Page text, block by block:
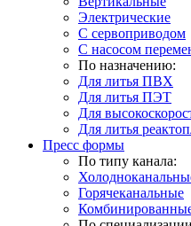
Электрические
С сервоприводом
С насосом
По назначению:
Для литья ПВХ
Для литья ПЭТ
Для
Для литья
Пресс формы
По типу канала:
Горячеканальные